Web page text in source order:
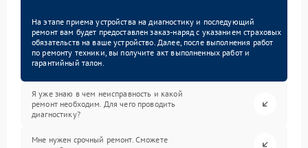
На этапе приема устройства на диагностику и последующий
ремонт вам будет предоставлен заказ-наряд с указанием страховых
обязательств на ваше устройство. Далее, после выполнения работ
по ремонту техники, вы получите акт выполненных работ и
гарантийный талон.
Я уже знаю в чем неисправность и какой
ремонт необходим. Для чего проводить
диагностику?
Мне нужен срочный ремонт. Сможете